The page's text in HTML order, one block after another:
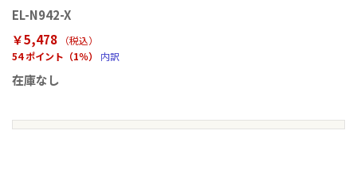
EL-N942-X
￥5,478
（税込）
54 ポイント（1％）
内訳
在庫なし